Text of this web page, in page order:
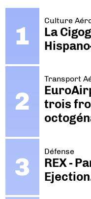
Culture
La
Transport
trois
Défense
REX -